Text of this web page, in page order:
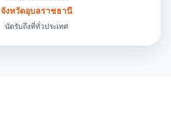
จังหวัดอุบลราชธานี
นัดรับถึงที่ทั่วประเทศ